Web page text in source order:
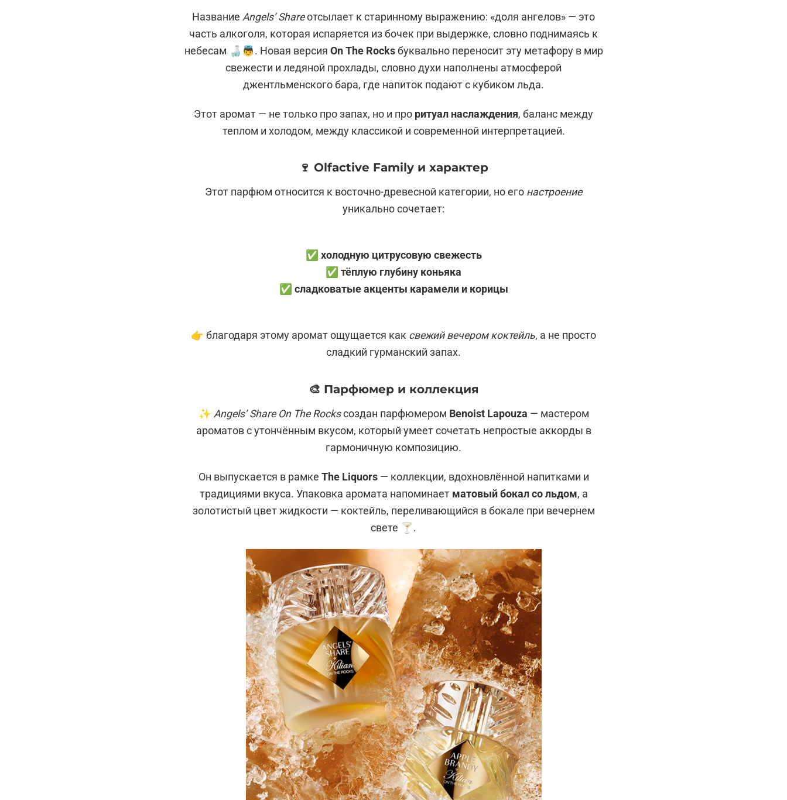
Название Angels’ Shareотсылает к старинному выражению: «доля ангелов» — это
часть алкоголя, которая испаряется из бочек при выдержке, словно поднимаясь к
небесам 🍶👼. Новая версия On The Rocksбуквально переносит эту метафору в мир
свежести и ледяной прохлады, словно духи наполнены атмосферой
джентльменского бара, где напиток подают с кубиком льда.
Этот аромат — не только про запах, но и про ритуал наслаждения, баланс между
теплом и холодом, между классикой и современной интерпретацией.
🍷 Olfactive Family и характер
Этот парфюм относится к восточно-древесной категории, но его настроение
уникально сочетает:
✅ холодную цитрусовую свежесть
✅ тёплую глубину коньяка
✅ сладковатые акценты карамели и корицы
👉 благодаря этому аромат ощущается как свежий вечером коктейль, а не просто
сладкий гурманский запах.
🎨 Парфюмер и коллекция
✨ Angels’ Share On The Rocksсоздан парфюмером Benoist Lapouza — мастером
ароматов с утончённым вкусом, который умеет сочетать непростые аккорды в
гармоничную композицию.
Он выпускается в рамке The Liquors— коллекции, вдохновлённой напитками и
традициями вкуса. Упаковка аромата напоминает матовый бокал со льдом, а
золотистый цвет жидкости — коктейль, переливающийся в бокале при вечернем
свете 🍸.